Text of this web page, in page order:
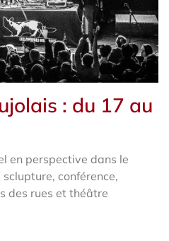
: du 17 au
en perspective dans le
conférence,
des rues et théâtre